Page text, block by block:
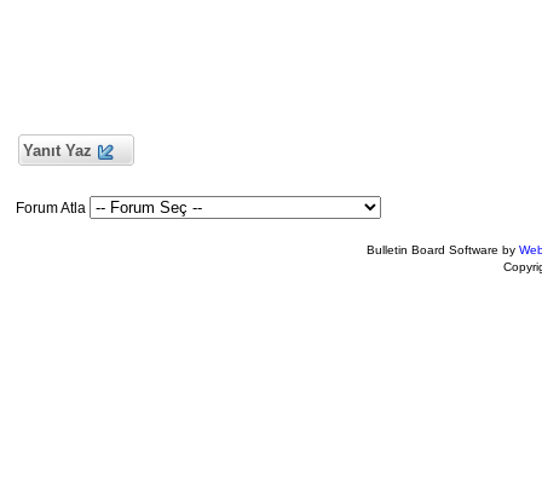
Yanıt Yaz
Forum Atla
Bulletin Board Software by